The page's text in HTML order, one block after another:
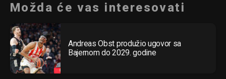
Možda će vas interesovati
Andreas Obst produžio ugovor sa
Bajernom do 2029. godine